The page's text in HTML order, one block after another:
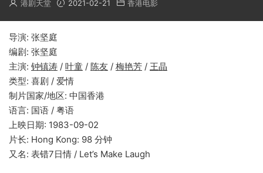
港剧天堂 2021-02-21 香港电影
导演: 张坚庭
编剧: 张坚庭
主演: 钟镇涛 / 叶童 / 陈友 / 梅艳芳 / 王晶
类型: 喜剧 / 爱情
制片国家/地区: 中国香港
语言: 国语 / 粤语
上映日期: 1983-09-02
片长: Hong Kong: 98 分钟
又名: 表错7日情 / Let’s Make Laugh